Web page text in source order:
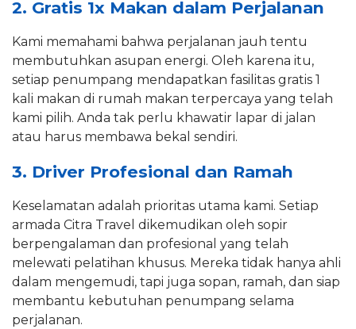
2. Gratis 1x Makan dalam Perjalanan
Kami memahami bahwa perjalanan jauh tentu
membutuhkan asupan energi. Oleh karena itu,
setiap penumpang mendapatkan fasilitas gratis 1
kali makan di rumah makan terpercaya yang telah
kami pilih. Anda tak perlu khawatir lapar di jalan
atau harus membawa bekal sendiri.
3. Driver Profesional dan Ramah
Keselamatan adalah prioritas utama kami. Setiap
armada Citra Travel dikemudikan oleh sopir
berpengalaman dan profesional yang telah
melewati pelatihan khusus. Mereka tidak hanya ahli
dalam mengemudi, tapi juga sopan, ramah, dan siap
membantu kebutuhan penumpang selama
perjalanan.